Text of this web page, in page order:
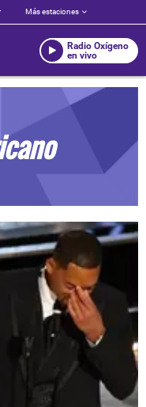
Más estaciones
Radio Oxígeno
en vivo